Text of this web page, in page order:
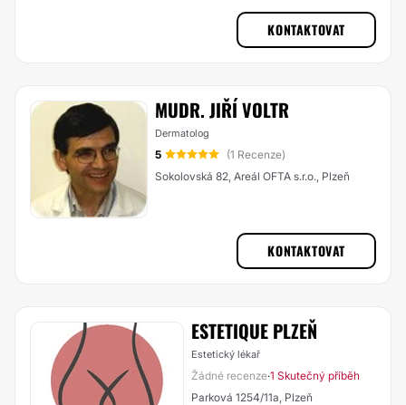
KONTAKTOVAT
MUDR. JIŘÍ VOLTR
Dermatolog
5
(1 Recenze)
Sokolovská 82, Areál OFTA s.r.o., Plzeň
KONTAKTOVAT
ESTETIQUE PLZEŇ
Estetický lékař
Žádné recenze·1 Skutečný příběh
Parková 1254/11a, Plzeň